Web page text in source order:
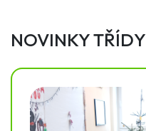
NOVINKY TŘÍDY